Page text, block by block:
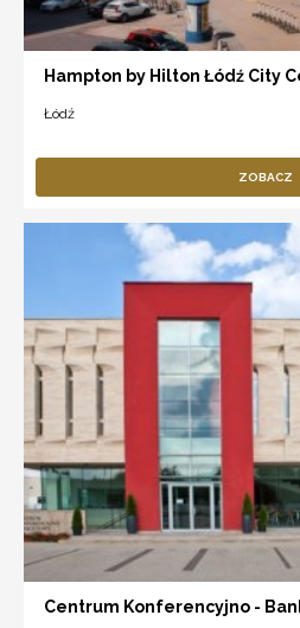
Hampton by Hilton Łódź City
Łódź
ZOBACZ
Centrum Konferencyjno -